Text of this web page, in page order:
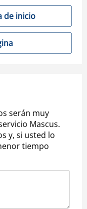
de inicio
serán muy
Mascus.
y, si usted lo
tiempo